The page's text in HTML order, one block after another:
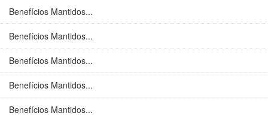
Benefícios Mantidos...
Benefícios Mantidos...
Benefícios Mantidos...
Benefícios Mantidos...
Benefícios Mantidos...